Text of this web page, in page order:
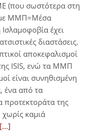
(που σωστότερα στη
ΜΜΠ=Μέσα
έχει
διαστάσεις.
αποκεφαλισμοί
ISIS, ενώ τα ΜΜΠ
είναι συνηθισμένη
ένα από τα
προτεκτοράτα της
χωρίς καμιά
[...]